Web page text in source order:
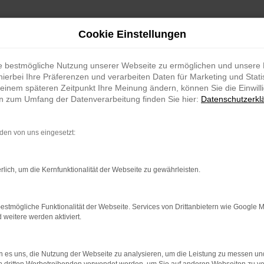
bestimmter Seiten verhindern. Funktioniert die Seite in
beheben.
auf dem neuesten Stand sind.
Cookie Einstellungen
bestmögliche Nutzung unserer Webseite zu ermöglichen und unsere
Ihre Präferenzen und verarbeiten Daten für Marketing und
späteren Zeitpunkt Ihre Meinung ändern, können Sie die
zum Umfang der Datenverarbeitung finden Sie hier:
von uns eingesetzt:
um die Kernfunktionalität der Webseite zu gewährleisten.
Funktionalität der Webseite. Services von Drittanbietern wie Google
weitere werden aktiviert.
es uns, die Nutzung der Webseite zu analysieren, um die Leistung zu messen